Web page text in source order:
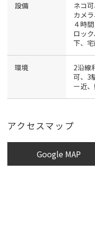
設備
ネコ
カメ
４時
ロッ
下、
環境
2沿線
可、3
ー近
アクセスマップ
Google MAP